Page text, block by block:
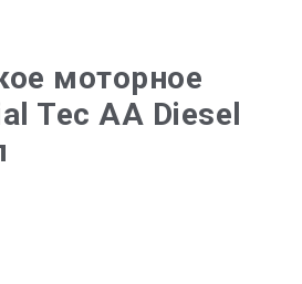
моторное
Tec AA Diesel